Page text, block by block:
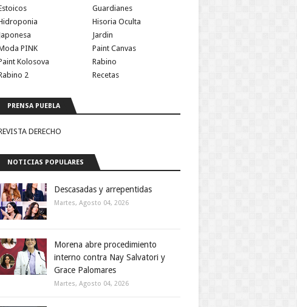
Guardianes
Hisoria Oculta
Jardin
PINK
Paint Canvas
Kolosova
Rabino
2
Recetas
PRENSA PUEBLA
DERECHO
NOTICIAS POPULARES
Descasadas y arrepentidas
Martes, Agosto 04, 2026
Morena abre procedimiento
interno contra Nay Salvatori y
Grace Palomares
Martes, Agosto 04, 2026